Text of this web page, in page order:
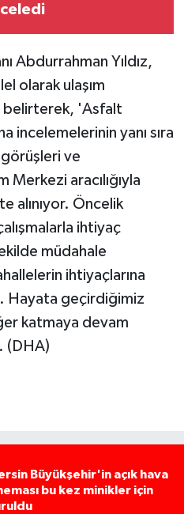
Abdurrahman Yıldız,
olarak ulaşım
belirterek, 'Asfalt
incelemelerinin yanı sıra
görüşleri ve
Merkezi aracılığıyla
alınıyor. Öncelik
ihtiyaç
müdahale
ihtiyaçlarına
Hayata geçirdiğimiz
katmaya devam
(DHA)
Büyükşehir'in açık hava
bu kez minikler için